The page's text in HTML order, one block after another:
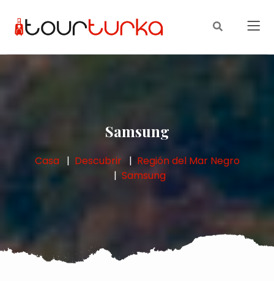
Samsung
Casa Descubrir
Región del Mar Negro
Samsung